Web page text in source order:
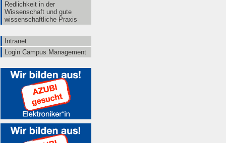
Redlichkeit in der
Wissenschaft und gute
wissenschaftliche Praxis
Intranet
Login Campus Management